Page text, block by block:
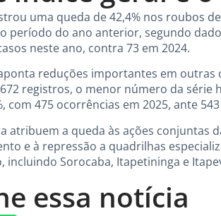
uma queda de 42,4% nos roubos
período do ano anterior, segundo
neste ano, contra 73 em 2024.
reduções importantes em outras
registros, o menor número da série
com 475 ocorrências em 2025, ante
atribuem a queda às ações conjuntas
e à repressão a quadrilhas
incluindo Sorocaba, Itapetininga e
essa notícia